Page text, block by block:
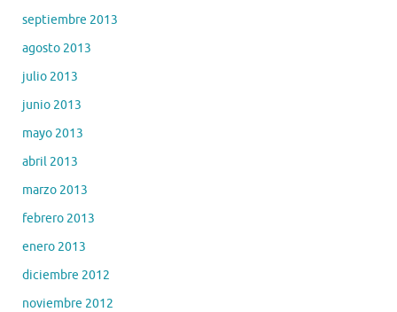
septiembre 2013
agosto 2013
julio 2013
junio 2013
mayo 2013
abril 2013
marzo 2013
febrero 2013
enero 2013
diciembre 2012
noviembre 2012